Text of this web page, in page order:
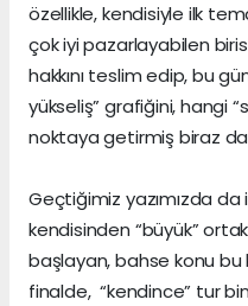
özellikle, kendisiyle ilk
çok iyi pazarlayabilen
hakkını teslim edip, bu
yükseliş” grafiğini, hangi
noktaya getirmiş biraz da
Geçtiğimiz yazımızda
kendisinden “büyük”
başlayan, bahse konu bu
finalde, “kendince” tur